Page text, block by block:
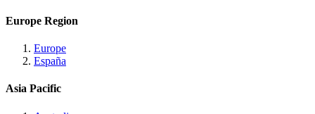
Europe Region
Europe
España
Asia Pacific